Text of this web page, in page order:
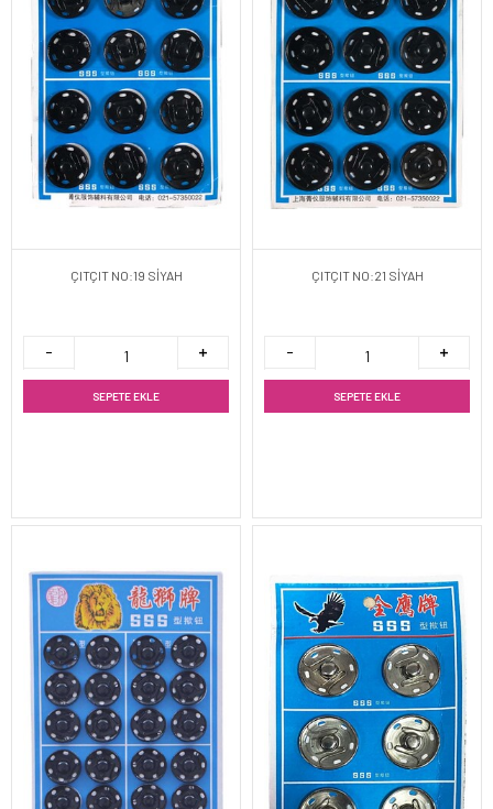
ÇITÇIT NO:19 SİYAH
SEPETE EKLE
ÇITÇIT NO:21 SİYAH
SEPETE EKLE